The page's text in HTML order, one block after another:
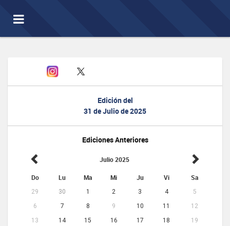
Toggle
navigation
Edición del
31 de Julio de 2025
Ediciones Anteriores
Julio 2025
Do Lu Ma Mi Ju Vi Sa
29 30 1 2 3 4
5
6
7 8 9 10 11
12
13
14 15 16 17 18
19